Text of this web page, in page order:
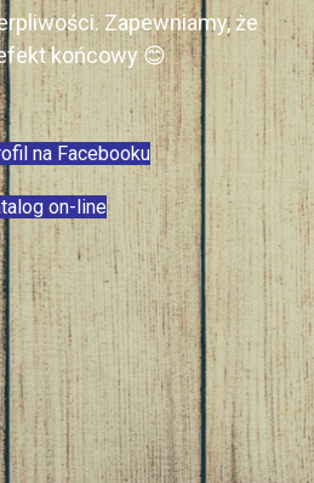
Zapewniamy, że
końcowy 😊
na Facebooku
on-line